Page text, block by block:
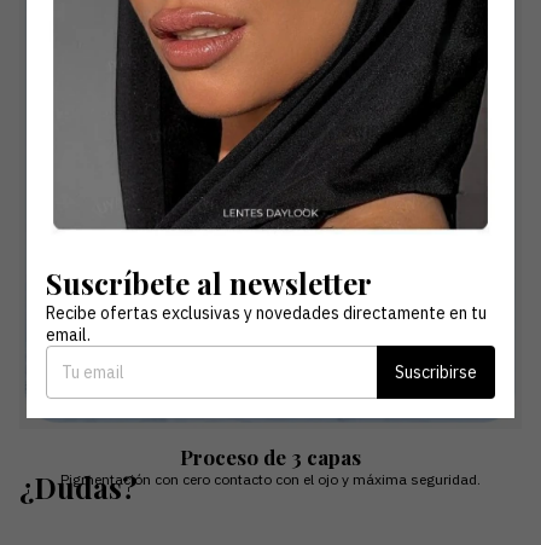
Proceso de 3 capas
Pigmentación con cero contacto con el ojo y máxima seguridad.
¿Dudas?
Suscríbete al newsletter
Recibe ofertas exclusivas y novedades directamente en tu
email.
Suscribirse